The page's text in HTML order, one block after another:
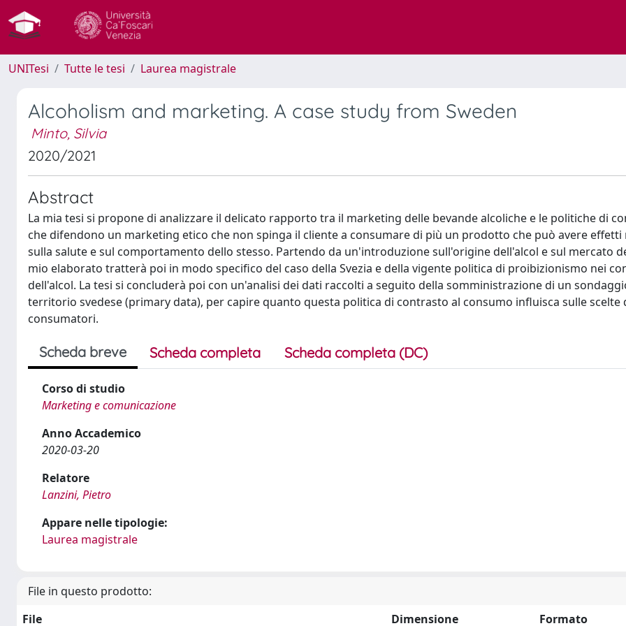
UNITesi Tutte le tesi Laurea magistrale
Alcoholism and marketing. A case study from Sweden
Minto, Silvia
2020/2021
Abstract
La mia tesi si propone di analizzare il delicato rapporto tra il marketing delle bevande alcoliche e le politiche di
che difendono un marketing etico che non spinga il cliente a consumare di più un prodotto che può avere effetti
sulla salute e sul comportamento dello stesso. Partendo da un'introduzione sull'origine dell'alcol e sul mercato
mio elaborato tratterà poi in modo specifico del caso della Svezia e della vigente politica di proibizionismo nei
dell'alcol. La tesi si concluderà poi con un'analisi dei dati raccolti a seguito della somministrazione di un
territorio svedese (primary data), per capire quanto questa politica di contrasto al consumo influisca sulle scelte
consumatori.
Scheda breve Scheda completa Scheda completa (DC)
Corso di studio
Marketing e comunicazione
Anno Accademico
2020-03-20
Relatore
Lanzini, Pietro
Appare nelle tipologie:
Laurea magistrale
File in questo prodotto:
File
Dimensione Formato